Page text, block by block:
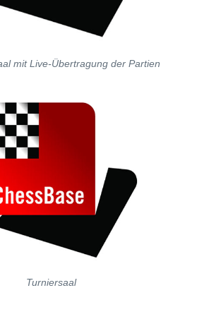
mit Live-Übertragung der Partien
Turniersaal